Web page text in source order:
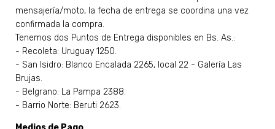
mensajería/moto, la fecha de entrega se coordina una vez
confirmada la compra.
Tenemos dos Puntos de Entrega disponibles en Bs. As.:
- Recoleta: Uruguay 1250.
- San Isidro: Blanco Encalada 2265, local 22 - Galería Las
Brujas.
- Belgrano: La Pampa 2388.
- Barrio Norte: Beruti 2623.